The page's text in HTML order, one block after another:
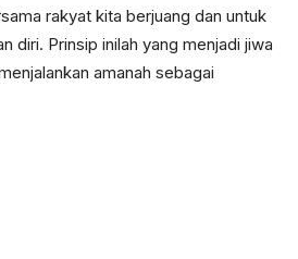
rakyat kita berjuang dan untuk
diri. Prinsip inilah yang menjadi jiwa
amanah sebagai